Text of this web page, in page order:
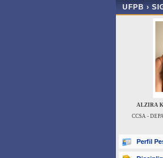
UFPB ›
ALZIRA
CCSA -
Perfil